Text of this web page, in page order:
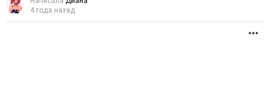
4 года назад